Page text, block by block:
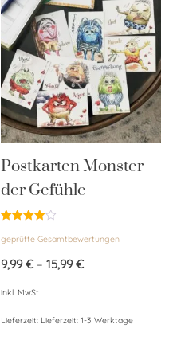
Postkarten Monster
der Gefühle
mit
von 5
geprüfte Gesamtbewertungen
9,99€ –15,99€
inkl. MwSt.
Lieferzeit: Lieferzeit: 1-3 Werktage